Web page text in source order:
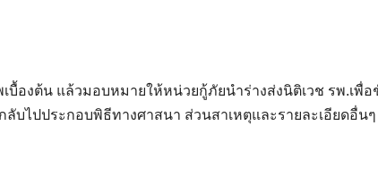
บื้องต้น แล้วมอบหมายให้หน่วยกู้ภัยนำร่างส่งนิติเวช รพ.เพื่
บไปประกอบพิธีทางศาสนา ส่วนสาเหตุและรายละเอียดอื่นๆ